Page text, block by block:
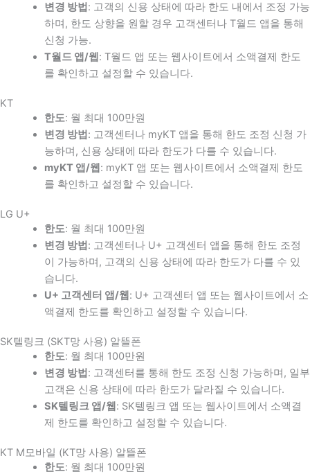
변경 방법 : 고객의 신용 상태에 따라 한도 내에서 조정 가능
하며, 한도 상향을 원할 경우 고객센터나 T월드 앱을 통해
신청 가능.
T월드 앱/웹 : T월드 앱 또는 웹사이트에서 소액결제 한도
를 확인하고 설정할 수 있습니다.
KT
한도: 월 최대 100만원
변경 방법 : 고객센터나 myKT 앱을 통해 한도 조정 신청 가
능하며, 신용 상태에 따라 한도가 다를 수 있습니다.
myKT 앱/웹 : myKT 앱 또는 웹사이트에서 소액결제 한도
를 확인하고 설정할 수 있습니다.
LG U+
한도: 월 최대 100만원
변경 방법 : 고객센터나 U+ 고객센터 앱을 통해 한도 조정
이 가능하며, 고객의 신용 상태에 따라 한도가 다를 수 있
습니다.
U+ 고객센터 앱/웹 : U+ 고객센터 앱 또는 웹사이트에서 소
액결제 한도를 확인하고 설정할 수 있습니다.
SK텔링크 (SKT망 사용) 알뜰폰
한도: 월 최대 100만원
변경 방법 : 고객센터를 통해 한도 조정 신청 가능하며, 일부
고객은 신용 상태에 따라 한도가 달라질 수 있습니다.
SK텔링크 앱/웹 : SK텔링크 앱 또는 웹사이트에서 소액결
제 한도를 확인하고 설정할 수 있습니다.
KT M모바일 (KT망 사용) 알뜰폰
한도: 월 최대 100만원